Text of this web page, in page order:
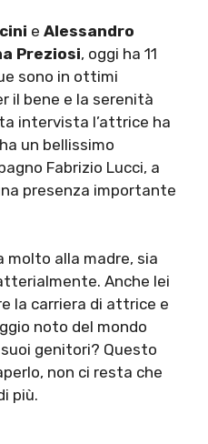
e Alessandro
Preziosi, oggi ha 11
sono in ottimi
il bene e la serenità
intervista l’attrice ha
un bellissimo
Fabrizio Lucci, a
presenza importante
molto alla madre, sia
Anche lei
la carriera di attrice e
noto del mondo
genitori? Questo
non ci resta che
più.